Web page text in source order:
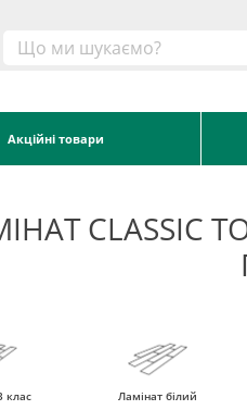
Акційні товари
CLASSIC
клас Ламінат білий